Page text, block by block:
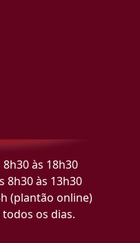
às 18h30
8h30 às 13h30
(plantão online)
os dias.